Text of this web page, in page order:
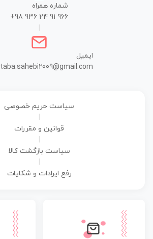
شماره همراه
+98 936 24 91 966
ایمیل
سیاست حریم خصوصی
قوانین و مقررات
سیاست بازگشت کالا
رفع ایرادات و شکایات